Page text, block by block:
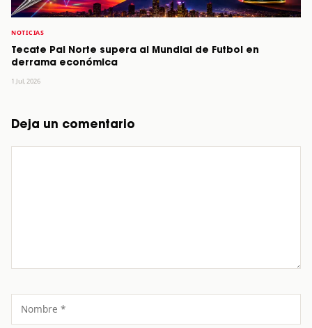
NOTICIAS
Tecate Pal Norte supera al Mundial de Futbol en
derrama económica
1 Jul, 2026
Deja un comentario
Nombre